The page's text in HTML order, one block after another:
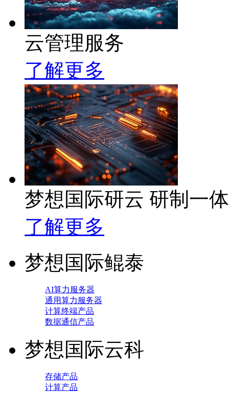
云管理服务
了解更多
梦想国际研云 研制一
了解更多
梦想国际鲲泰
AI算力服务器
通用算力服务器
计算终端产品
数据通信产品
梦想国际云科
存储产品
计算产品